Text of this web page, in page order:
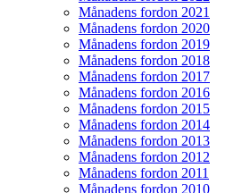
Månadens fordon 2021
Månadens fordon 2020
Månadens fordon 2019
Månadens fordon 2018
Månadens fordon 2017
Månadens fordon 2016
Månadens fordon 2015
Månadens fordon 2014
Månadens fordon 2013
Månadens fordon 2012
Månadens fordon 2011
Månadens fordon 2010